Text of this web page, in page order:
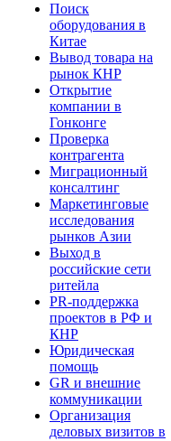
Поиск
оборудования в
Китае
Вывод товара на
рынок КНР
Открытие
компании в
Гонконге
Проверка
контрагента
Миграционный
консалтинг
Маркетинговые
исследования
рынков Азии
Выход в
российские сети
ритейла
PR-поддержка
проектов в РФ и
КНР
Юридическая
помощь
GR и внешние
коммуникации
Организация
деловых визитов в